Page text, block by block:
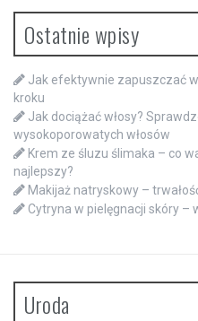
Ostatnie wpisy
Jak efektywnie zapuszczać
kroku
Jak dociążać włosy?
wysokoporowatych włosów
Krem ze śluzu ślimaka – co
najlepszy?
Makijaż natryskowy –
Cytryna w pielęgnacji skóry –
Uroda